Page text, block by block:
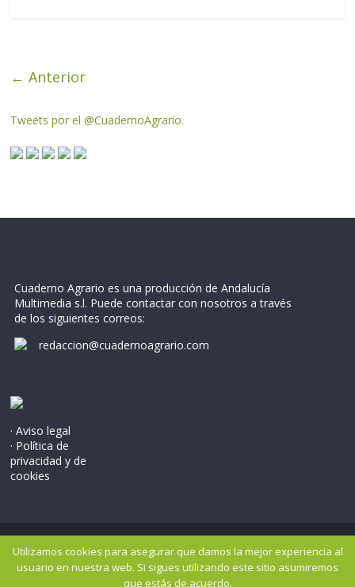
← Anterior
Tweets por el @CuadernoAgrario.
Cuaderno Agrario es una producción de Andalucía
Multimedia s.l. Puede contactar con nosotros a través
de los siguientes correos:
redaccion@cuadernoagrario.com
· Aviso legal
· Política de
privacidad y de
cookies
Copyright © 2026Cuaderno Agrario. Todos los derechos
reservados..
Tema: ColorMag porThemeGrill. Potenciado por WordPress.
Utilizamos cookies para asegurar que damos la mejor experiencia al
usuario en nuestra web. Si sigues utilizando este sitio asumiremos
que estás de acuerdo.